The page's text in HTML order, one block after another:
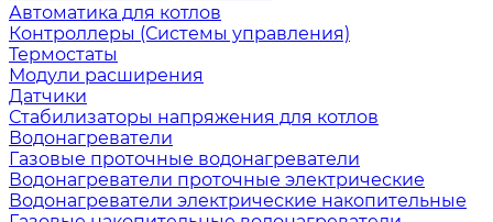
Автоматика для котлов
Контроллеры (Системы управления)
Термостаты
Модули расширения
Датчики
Стабилизаторы напряжения для котлов
Водонагреватели
Газовые проточные водонагреватели
Водонагреватели проточные электрические
Водонагреватели электрические накопительные